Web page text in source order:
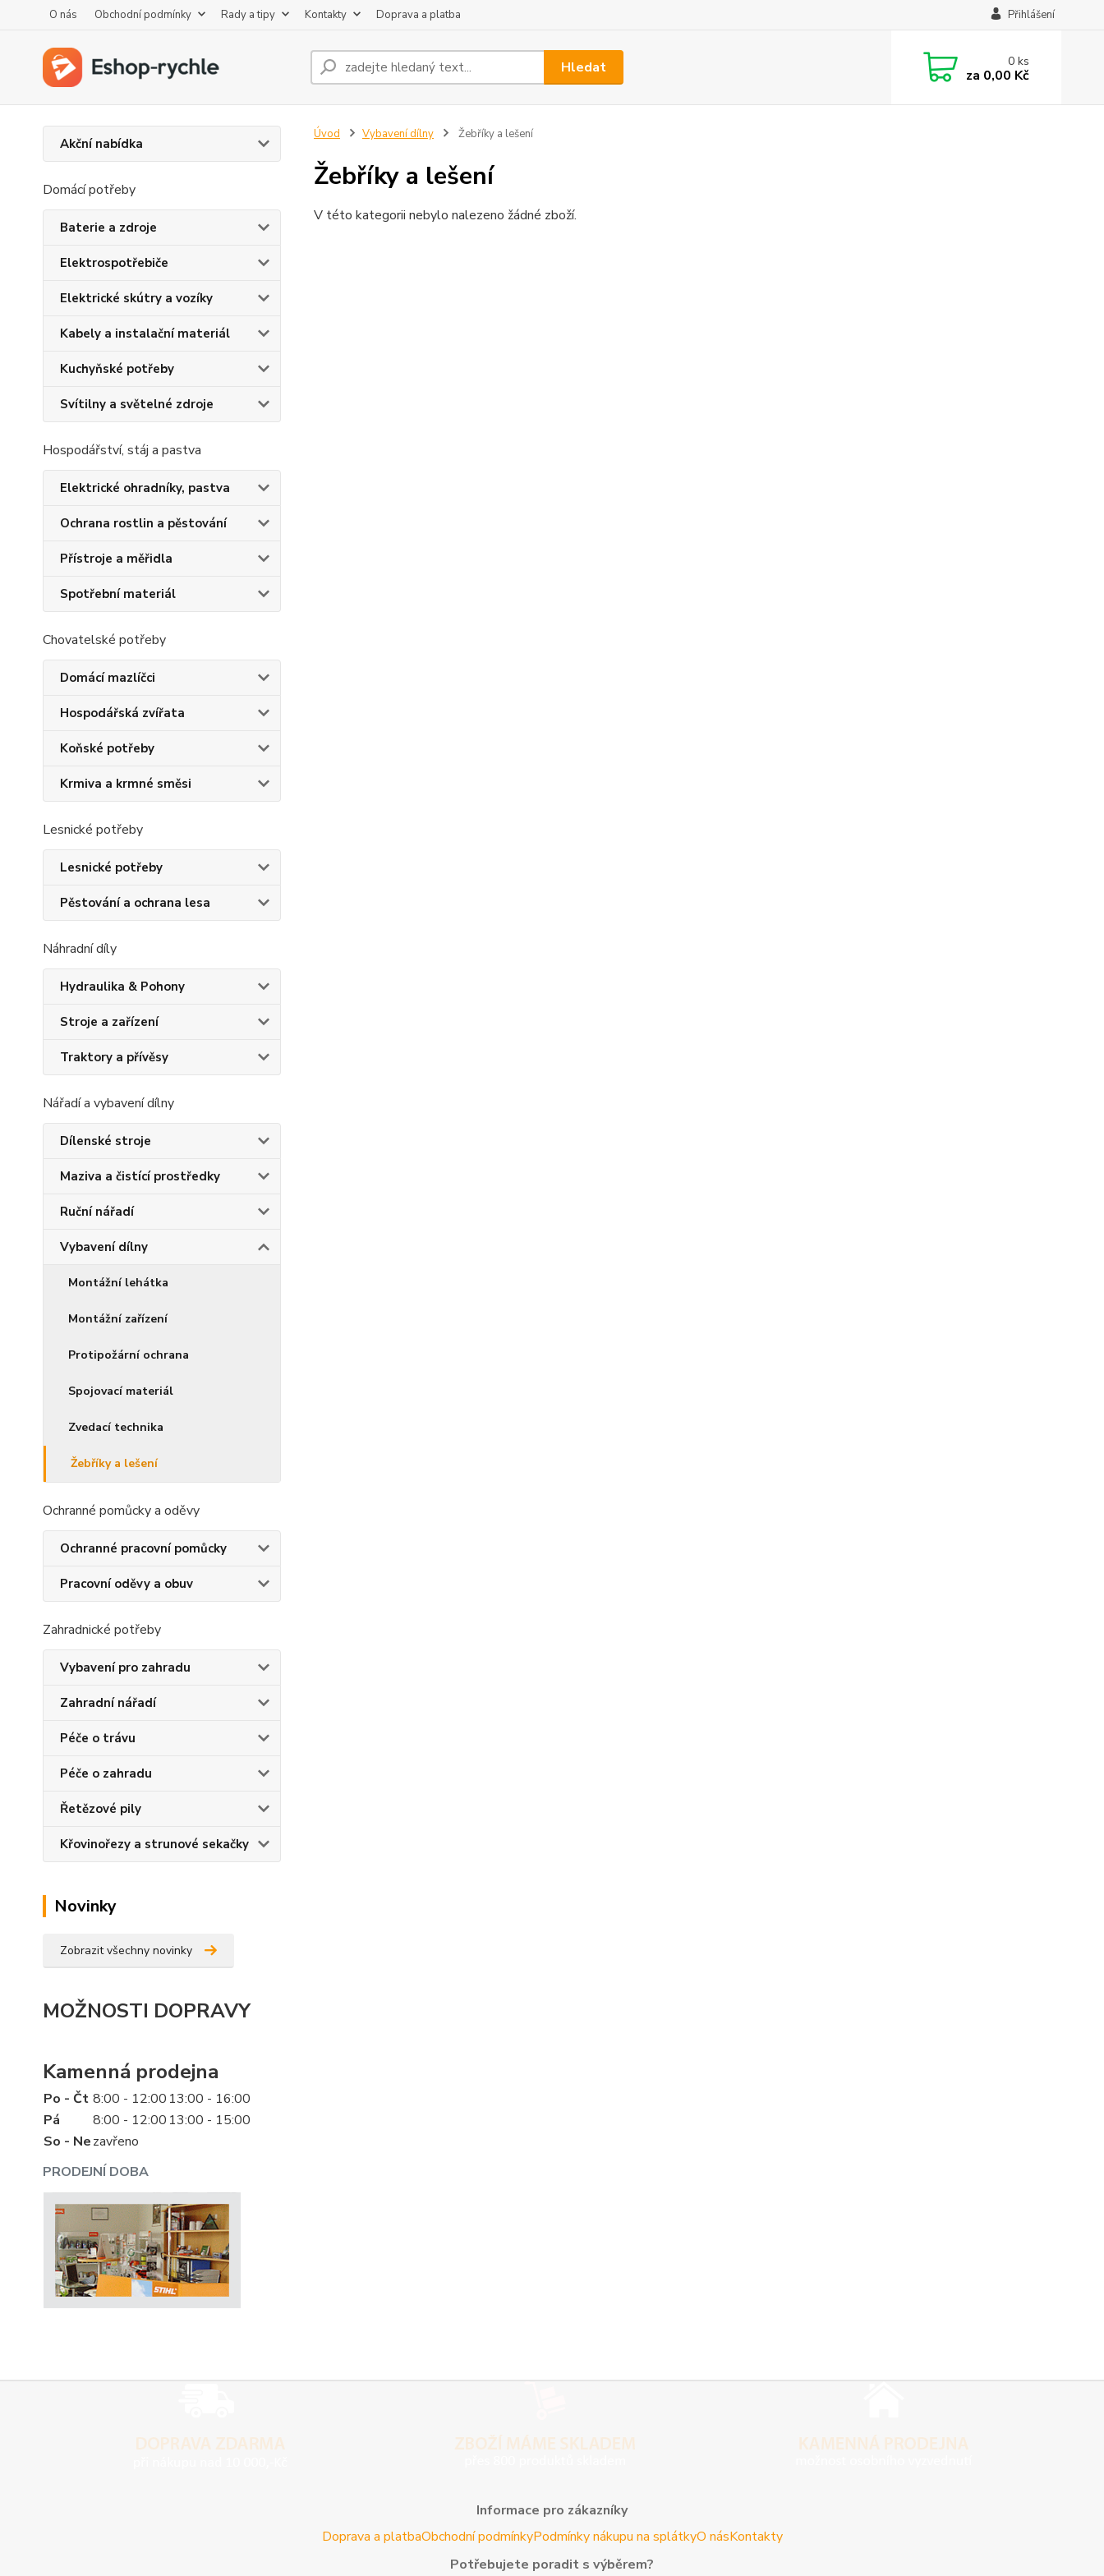
O nás Obchodní podmínky Rady a tipy Kontakty Doprava a platba Přihlášení
Hledat 0ks
za 0,00 Kč
Akční nabídka
Domácí potřeby
Baterie a zdroje
Elektrospotřebiče
Elektrické skútry a vozíky
Kabely a instalační materiál
Kuchyňské potřeby
Svítilny a světelné zdroje
Hospodářství, stáj a pastva
Elektrické ohradníky, pastva
Ochrana rostlin a pěstování
Přístroje a měřidla
Spotřební materiál
Chovatelské potřeby
Domácí mazlíčci
Hospodářská zvířata
Koňské potřeby
Krmiva a krmné směsi
Lesnické potřeby
Lesnické potřeby
Pěstování a ochrana lesa
Náhradní díly
Hydraulika & Pohony
Stroje a zařízení
Traktory a přívěsy
Nářadí a vybavení dílny
Dílenské stroje
Maziva a čistící prostředky
Ruční nářadí
Vybavení dílny
Montážní lehátka
Montážní zařízení
Protipožární ochrana
Spojovací materiál
Zvedací technika
Žebříky a lešení
Ochranné pomůcky a oděvy
Ochranné pracovní pomůcky
Pracovní oděvy a obuv
Zahradnické potřeby
Vybavení pro zahradu
Zahradní nářadí
Péče o trávu
Péče o zahradu
Řetězové pily
Křovinořezy a strunové sekačky
Novinky
Zobrazit všechny novinky
MOŽNOSTI DOPRAVY
Kamenná prodejna
PRODEJNÍ DOBA
Po - Čt 8:00 - 12:00 13:00 - 16:00
Pá
8:00 - 12:00 13:00 - 15:00
So - Nezavřeno
Úvod Vybavení dílny Žebříky a lešení
Žebříky a lešení
V této kategorii nebylo nalezeno žádné zboží.
Informace pro zákazníky
Doprava a platbaObchodní podmínkyPodmínky nákupu na splátkyO násKontakty
Potřebujete poradit s výběrem?